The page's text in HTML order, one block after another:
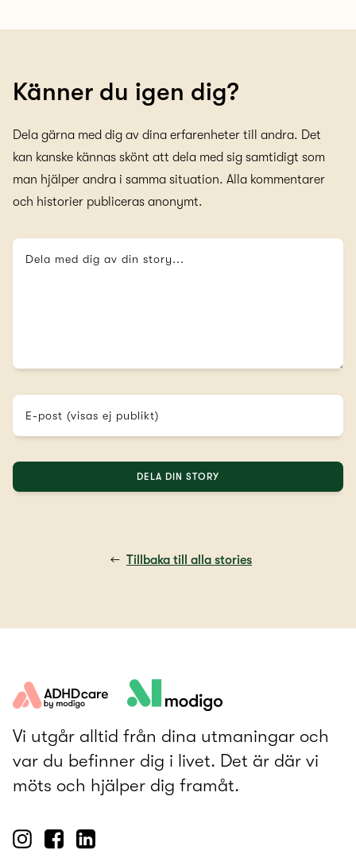
Känner du igen dig?
Dela gärna med dig av dina erfarenheter till andra. Det
kan kanske kännas skönt att dela med sig samtidigt som
man hjälper andra i samma situation. Alla kommentarer
och historier publiceras anonymt.
Dela med dig av din story...
E-post (visas ej publikt)
DELA DIN STORY
← Tillbaka till alla stories
Vi utgår alltid från dina utmaningar och
var du befinner dig i livet. Det är där vi
möts och hjälper dig framåt.